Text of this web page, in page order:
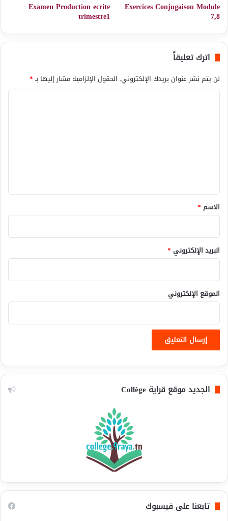
Exercices Conjugaison Module
7,8
Examen Production ecrite
trimestre1
اترك تعليقاً
لن يتم نشر عنوان بريدك الإلكتروني. الحقول الإلزامية مشار إليها بـ*
*
الاسم *
البريد الإلكتروني *
الموقع الإلكتروني
الجديد موقع قراية Collège
تابعنا على فيسبوك